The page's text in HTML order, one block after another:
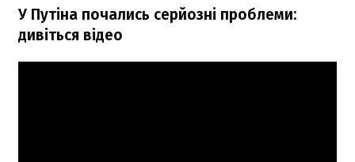
У Путіна почались серйозні проблеми:
дивіться відео